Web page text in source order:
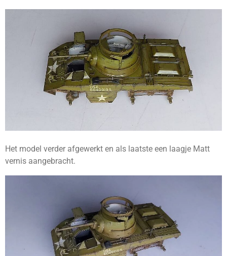
Het model verder afgewerkt en als laatste een laagje Matt
vernis aangebracht.